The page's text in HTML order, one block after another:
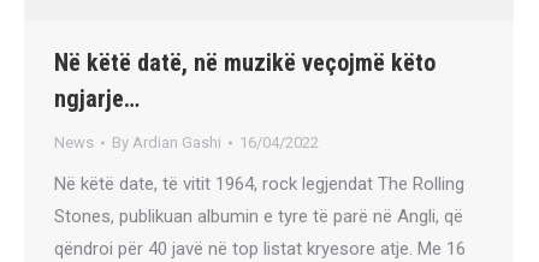
Në këtë datë, në muzikë veçojmë këto
ngjarje…
News By Ardian Gashi 16/04/2022
Në këtë date, të vitit 1964, rock legjendat The Rolling
Stones, publikuan albumin e tyre të parë në Angli, që
qëndroi për 40 javë në top listat kryesore atje. Me 16